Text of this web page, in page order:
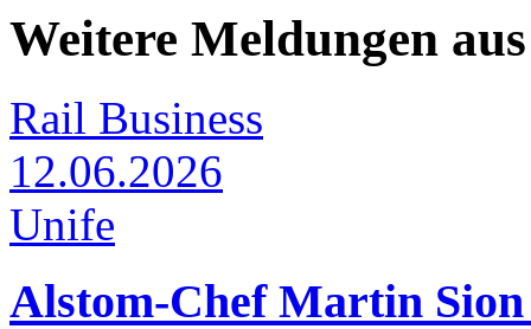
Weitere Meldungen
Rail Business
12.06.2026
Unife
Alstom-Chef Martin